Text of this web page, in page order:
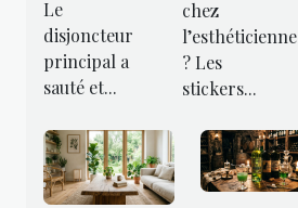
Le
disjoncteur
principal a
sauté et...
chez
l’esthéticienne
? Les
stickers...